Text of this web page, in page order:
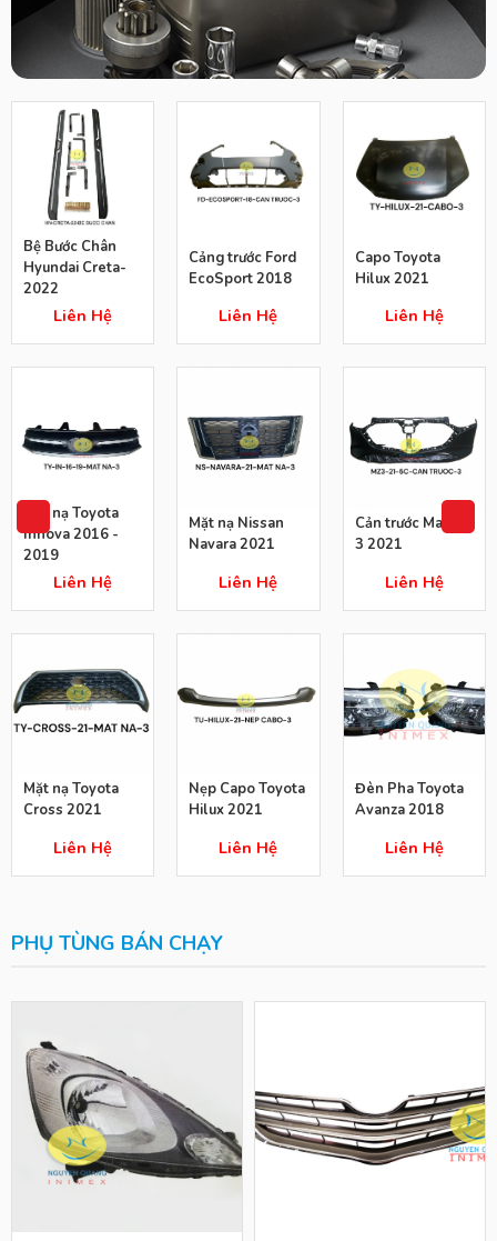
Bệ Bước Chân
Hyundai Creta-
2022
Liên Hệ
Cảng trước Ford
EcoSport 2018
Liên Hệ
Capo Toyota
Hilux 2021
Liên Hệ
Mặt nạ Toyota
Innova 2016 -
2019
Liên Hệ
Mặt nạ Nissan
Navara 2021
Liên Hệ
Cản trước Mazda
3 2021
Liên Hệ
Mặt nạ Toyota
Cross 2021
Liên Hệ
Nẹp Capo Toyota
Hilux 2021
Liên Hệ
Đèn Pha Toyota
Avanza 2018
Liên Hệ
PHỤ TÙNG BÁN CHẠY